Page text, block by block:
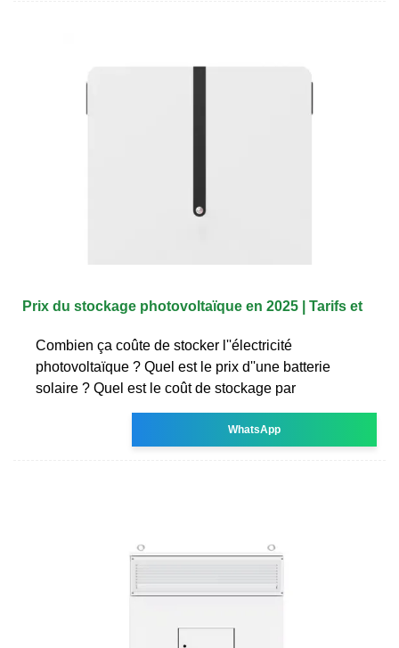
Prix du stockage photovoltaïque en 2025 | Tarifs et
Combien ça coûte de stocker l''électricité
photovoltaïque ? Quel est le prix d''une batterie
solaire ? Quel est le coût de stockage par
WhatsApp